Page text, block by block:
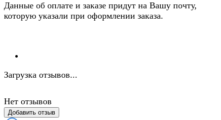
Данные об оплате и заказе придут на Вашу почту,
которую указали при оформлении заказа.
Загрузка отзывов...
Нет отзывов
Добавить отзыв